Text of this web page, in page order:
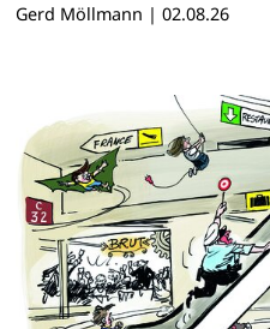
Gerd Möllmann | 02.08.26